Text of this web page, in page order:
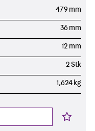
479 mm
36 mm
12 mm
2 Stk
1,624 kg